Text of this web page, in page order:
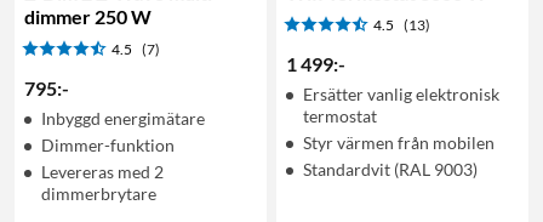
dimmer 250 W
4.5 (7)
795:-
Inbyggd energimätare
Dimmer-funktion
Levereras med 2
dimmerbrytare
4.5 (13)
1 499:-
Ersätter vanlig elektronisk
termostat
Styr värmen från mobilen
Standardvit (RAL 9003)